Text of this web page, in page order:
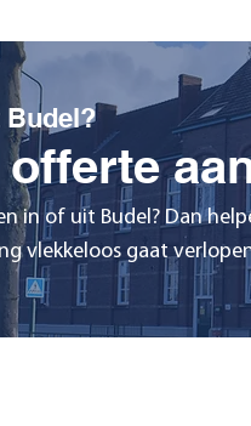
Budel?
in of uit Budel? Dan
vlekkeloos gaat